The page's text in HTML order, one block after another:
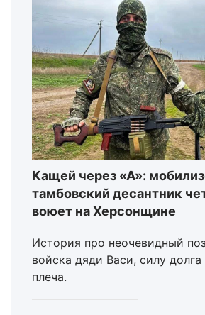
Кащей через «А»:
тамбовский десантник
воюет на Херсонщине
История про неочевидный
войска дяди Васи, силу долга
плеча.